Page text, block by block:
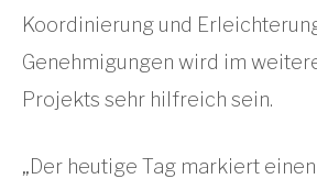
Koordinierung und
Genehmigungen wird im
Projekts sehr hilfreich sein.
„Der heutige Tag markiert